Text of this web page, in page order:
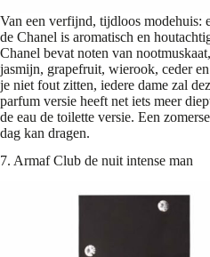
Van een verfijnd, tijdloos modehuis:
de Chanel is aromatisch en
Chanel bevat noten van
jasmijn, grapefruit, wierook, ceder
je niet fout zitten, iedere dame zal
parfum versie heeft net iets meer
de eau de toilette versie. Een
dag kan dragen.
7. Armaf Club de nuit intense man